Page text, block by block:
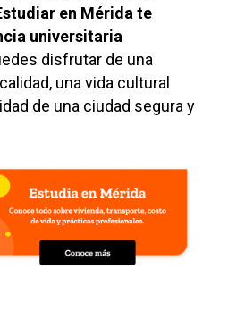
en Mérida te
universitaria
disfrutar de una
una vida cultural
de una ciudad segura y